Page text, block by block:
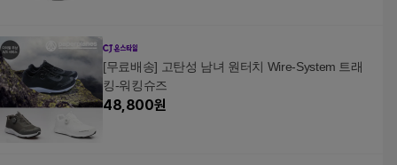
[무료배송] 고탄성 남녀 원터치 Wire-System 트래
킹-워킹슈즈
48,800원